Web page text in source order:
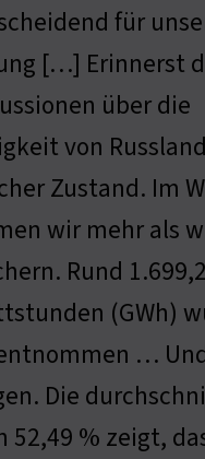
für
[…] Erinnerst
über die
von
Zustand. Im
wir mehr als
Rund 1.699,2
(GWh)
…
Die
52,49 % zeigt,